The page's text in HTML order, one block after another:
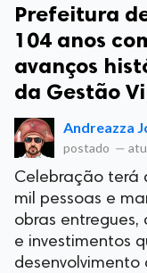
Prefeitura
104 anos
avanços
da Gestão
Andreazza
postado —
Celebração terá
mil pessoas e
obras entregues,
e investimentos
desenvolvimento